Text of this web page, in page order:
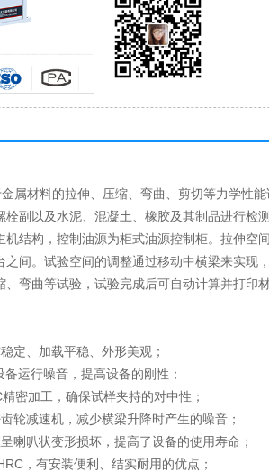
属材料的拉伸、压缩、弯曲、剪切等力学性
副以及水泥、混凝土、 橡胶及其制品进行检测
结构，控制油源为柜式油源控制柜。拉伸空
间。试验空间的调整通过移动中横梁来实现
弯曲等试验，试验完成后可自动计算并打印
定、加载平稳、外形美观；
运行噪音，提高设备的刚性；
密加工，确保试样夹持的对中性；
轮减速机，减少横梁升降时产生的噪音；
喇叭状变形损坏，提高了设备的使用寿命；
，有安装便利、结实耐用的优点；